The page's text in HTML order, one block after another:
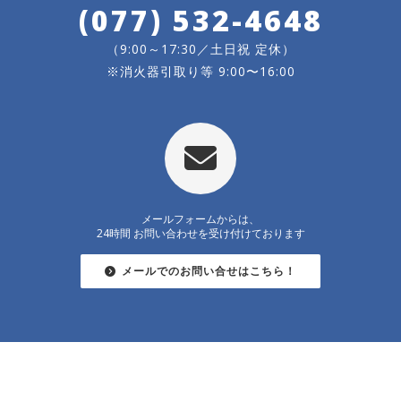
(077) 532-4648
（9:00～17:30／土日祝 定休）
※消火器引取り等 9:00〜16:00
メールフォームからは、
24時間 お問い合わせを受け付けております
メールでのお問い合せはこちら！